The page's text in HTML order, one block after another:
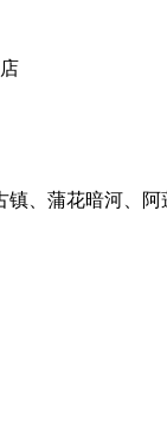
、蒲花暗河、